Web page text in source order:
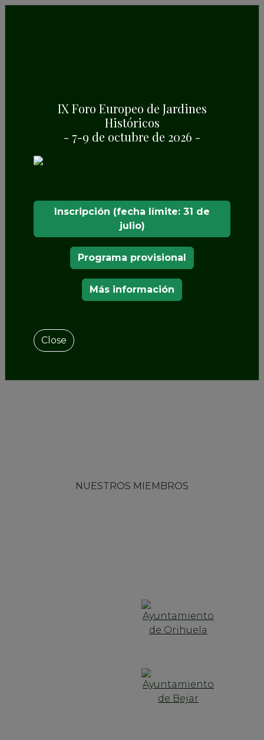
Documentos del
proceso de
adhesión
NUESTROS MIEMBROS
IX Foro Europeo de Jardines
Históricos
- 7-9 de octubre de 2026 -
Inscripción (fecha límite: 31 de
julio)
Programa provisional
Más información
Close